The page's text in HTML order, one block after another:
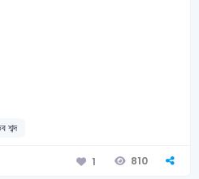
শব্দ
1 810